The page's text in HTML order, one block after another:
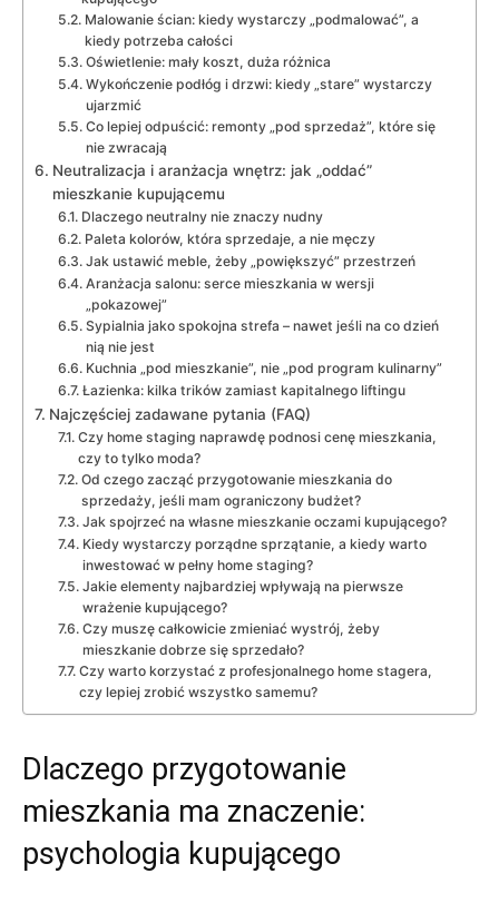
Malowanie ścian: kiedy wystarczy „podmalować”, a
kiedy potrzeba całości
Oświetlenie: mały koszt, duża różnica
Wykończenie podłóg i drzwi: kiedy „stare” wystarczy
ujarzmić
Co lepiej odpuścić: remonty „pod sprzedaż”, które się
nie zwracają
Neutralizacja i aranżacja wnętrz: jak „oddać”
mieszkanie kupującemu
Dlaczego neutralny nie znaczy nudny
Paleta kolorów, która sprzedaje, a nie męczy
Jak ustawić meble, żeby „powiększyć” przestrzeń
Aranżacja salonu: serce mieszkania w wersji
„pokazowej”
Sypialnia jako spokojna strefa – nawet jeśli na co dzień
nią nie jest
Kuchnia „pod mieszkanie”, nie „pod program kulinarny”
Łazienka: kilka trików zamiast kapitalnego liftingu
Najczęściej zadawane pytania (FAQ)
Czy home staging naprawdę podnosi cenę mieszkania,
czy to tylko moda?
Od czego zacząć przygotowanie mieszkania do
sprzedaży, jeśli mam ograniczony budżet?
Jak spojrzeć na własne mieszkanie oczami kupującego?
Kiedy wystarczy porządne sprzątanie, a kiedy warto
inwestować w pełny home staging?
Jakie elementy najbardziej wpływają na pierwsze
wrażenie kupującego?
Czy muszę całkowicie zmieniać wystrój, żeby
mieszkanie dobrze się sprzedało?
Czy warto korzystać z profesjonalnego home stagera,
czy lepiej zrobić wszystko samemu?
Dlaczego przygotowanie
mieszkania ma znaczenie:
psychologia kupującego